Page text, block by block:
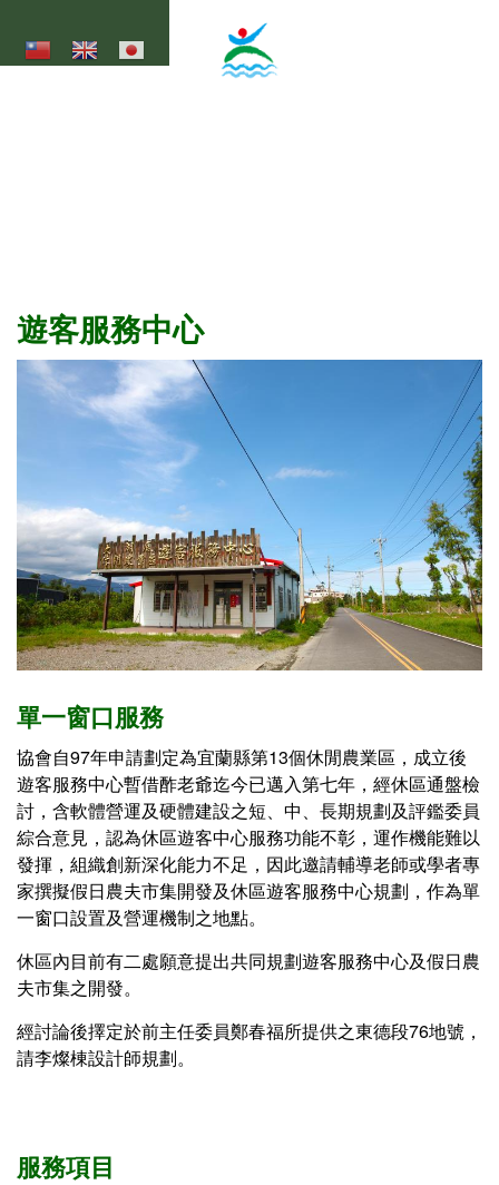
遊客服務中心
單一窗口服務
協會自97年申請劃定為宜蘭縣第13個休閒農業區，成立後
遊客服務中心暫借酢老爺迄今已邁入第七年，經休區通盤檢
討，含軟體營運及硬體建設之短、中、長期規劃及評鑑委員
綜合意見，認為休區遊客中心服務功能不彰，運作機能難以
發揮，組織創新深化能力不足，因此邀請輔導老師或學者專
家撰擬假日農夫市集開發及休區遊客服務中心規劃，作為單
一窗口設置及營運機制之地點。
休區內目前有二處願意提出共同規劃遊客服務中心及假日農
夫市集之開發。
經討論後擇定於前主任委員鄭春福所提供之東德段76地號，
請李燦棟設計師規劃。
服務項目